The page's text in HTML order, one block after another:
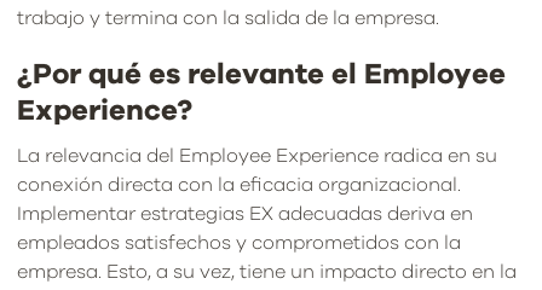
trabajo y termina con la salida de la empresa.
¿Por qué es relevante el Employee
Experience?
La relevancia del Employee Experience radica en su
conexión directa con la eficacia organizacional.
Implementar estrategias EX adecuadas deriva en
empleados satisfechos y comprometidos con la
empresa. Esto, a su vez, tiene un impacto directo en la